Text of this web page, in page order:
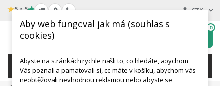
★5 z 5 CZK
wishlist
0
KATEGORIE
Aby web fungoval jak má (souhlas s
cookies)
Abyste na stránkách rychle našli to, co hledáte, abychom
Vás poznali a pamatovali si, co máte v košíku, abychom vás
neobtěžovali nevhodnou reklamou nebo abyste se